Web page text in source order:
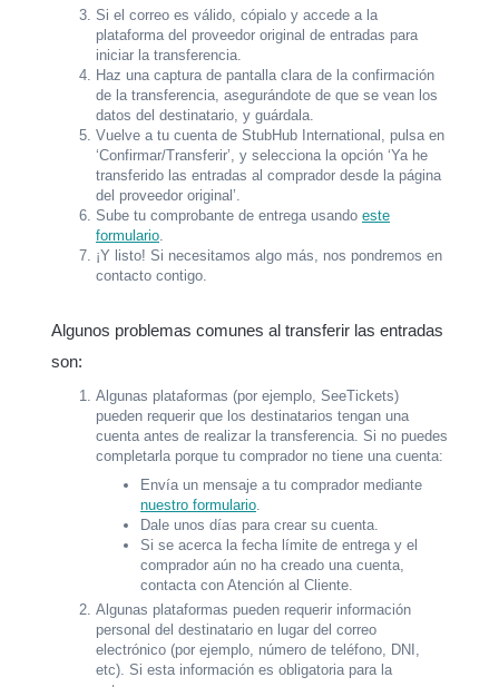
Si el correo es válido, cópialo y accede a la
plataforma del proveedor original de entradas para
iniciar la transferencia.
Haz una captura de pantalla clara de la confirmación
de la transferencia, asegurándote de que se vean los
datos del destinatario, y guárdala.
Vuelve a tu cuenta de StubHub International, pulsa en
‘Confirmar/Transferir’, y selecciona la opción ‘Ya he
transferido las entradas al comprador desde la página
del proveedor original’.
Sube tu comprobante de entrega usando este
formulario.
¡Y listo! Si necesitamos algo más, nos pondremos en
contacto contigo.
Algunos problemas comunes al transferir las entradas
son:
Algunas plataformas (por ejemplo, SeeTickets)
pueden requerir que los destinatarios tengan una
cuenta antes de realizar la transferencia. Si no puedes
completarla porque tu comprador no tiene una cuenta:
Envía un mensaje a tu comprador mediante
nuestro formulario.
Dale unos días para crear su cuenta.
Si se acerca la fecha límite de entrega y el
comprador aún no ha creado una cuenta,
contacta con Atención al Cliente.
Algunas plataformas pueden requerir información
personal del destinatario en lugar del correo
electrónico (por ejemplo, número de teléfono, DNI,
etc). Si esta información es obligatoria para la